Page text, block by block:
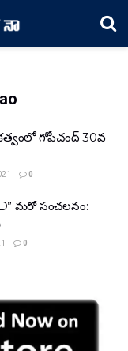
గోపీచంద్ 30వ
0
D” మరో సంచలనం:
0